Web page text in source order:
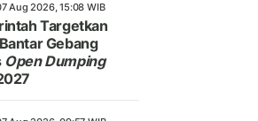
Aug 2026, 15:08 WIB
Targetkan
Gebang
Open Dumping